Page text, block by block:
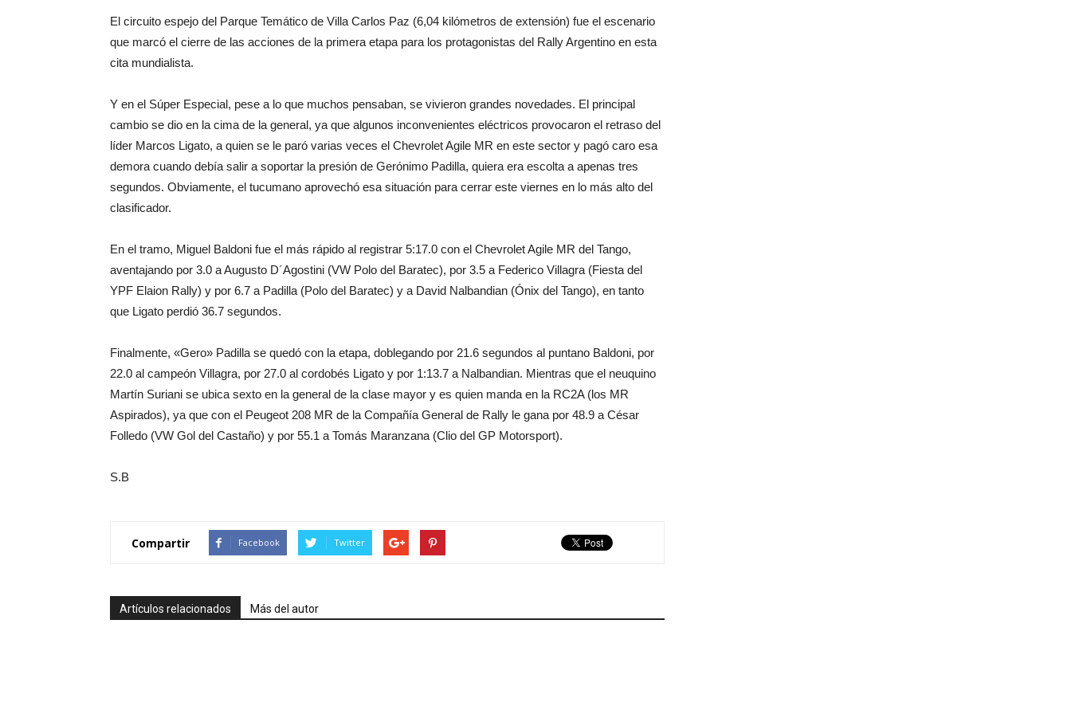
El circuito espejo del Parque Temático de Villa Carlos Paz (6,04 kilómetros de extensión) fue el escenario
que marcó el cierre de las acciones de la primera etapa para los protagonistas del Rally Argentino en esta
cita mundialista.
Y en el Súper Especial, pese a lo que muchos pensaban, se vivieron grandes novedades. El principal
cambio se dio en la cima de la general, ya que algunos inconvenientes eléctricos provocaron el retraso del
líder Marcos Ligato, a quien se le paró varias veces el Chevrolet Agile MR en este sector y pagó caro esa
demora cuando debía salir a soportar la presión de Gerónimo Padilla, quiera era escolta a apenas tres
segundos. Obviamente, el tucumano aprovechó esa situación para cerrar este viernes en lo más alto del
clasificador.
En el tramo, Miguel Baldoni fue el más rápido al registrar 5:17.0 con el Chevrolet Agile MR del Tango,
aventajando por 3.0 a Augusto D´Agostini (VW Polo del Baratec), por 3.5 a Federico Villagra (Fiesta del
YPF Elaion Rally) y por 6.7 a Padilla (Polo del Baratec) y a David Nalbandian (Ónix del Tango), en tanto
que Ligato perdió 36.7 segundos.
Finalmente, «Gero» Padilla se quedó con la etapa, doblegando por 21.6 segundos al puntano Baldoni, por
22.0 al campeón Villagra, por 27.0 al cordobés Ligato y por 1:13.7 a Nalbandian. Mientras que el neuquino
Martín Suriani se ubica sexto en la general de la clase mayor y es quien manda en la RC2A (los MR
Aspirados), ya que con el Peugeot 208 MR de la Compañía General de Rally le gana por 48.9 a César
Folledo (VW Gol del Castaño) y por 55.1 a Tomás Maranzana (Clio del GP Motorsport).
S.B
Compartir Facebook Twitter
Artículos relacionados Más del autor